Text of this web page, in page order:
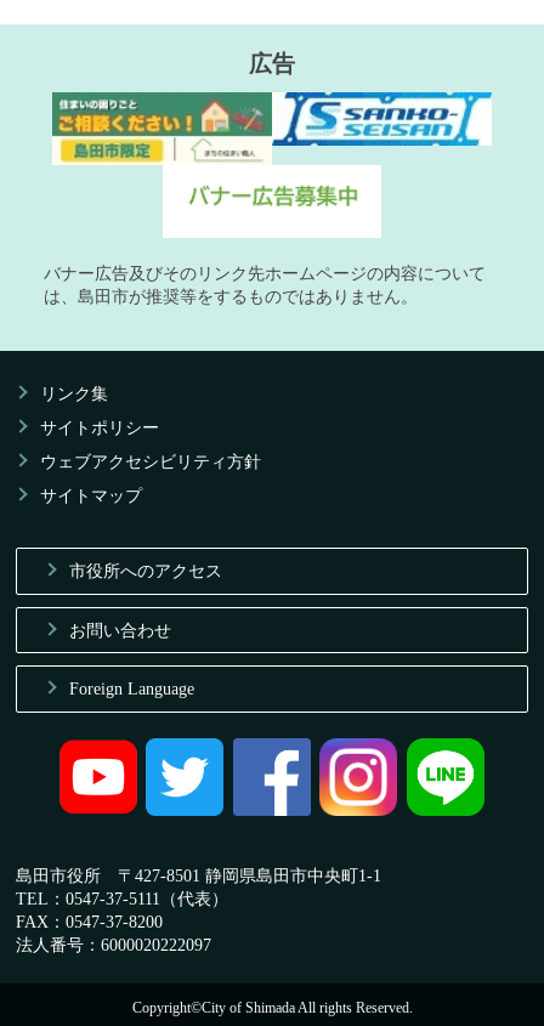
広告
バナー広告及びそのリンク先ホームページの内容について
は、島田市が推奨等をするものではありません。
リンク集
サイトポリシー
ウェブアクセシビリティ方針
サイトマップ
市役所へのアクセス
お問い合わせ
Foreign Language
島田市役所 〒427-8501 静岡県島田市中央町1-1
TEL：0547-37-5111（代表）
FAX：0547-37-8200
法人番号：6000020222097
Copyright©City of Shimada All rights Reserved.